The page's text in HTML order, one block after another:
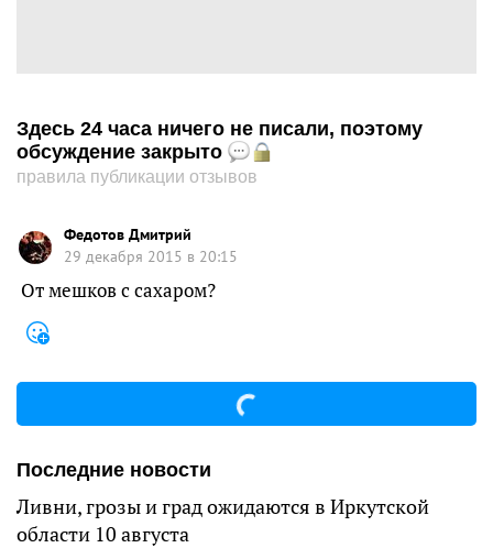
Здесь 24 часа ничего не писали, поэтому
обсуждение закрыто
правила публикации отзывов
Федотов Дмитрий
29 декабря 2015 в 20:15
От мешков с сахаром?
Последние новости
Ливни, грозы и град ожидаются в Иркутской
области 10 августа